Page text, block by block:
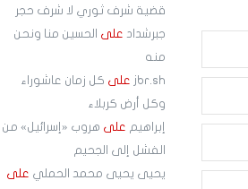
قضية شرف ثوري لا شرف حجر
جبرشداد على
الحسين منا ونحن
منه
jbr.sh على كل زمان عاشوراء
وكل أرض كربلاء
إبراهيم على هروب «إسرائيل» من
الفشل إلى الجحيم
يحيى يحيى محمد الحملي على